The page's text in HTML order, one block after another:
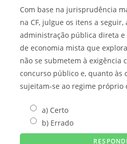
Com base na jurisprudência
na CF, julgue os itens a seguir,
administração pública direta e
de economia mista que
não se submetem à exigência
concurso público e, quanto às
sujeitam-se ao regime próprio
a) Certo
b) Errado